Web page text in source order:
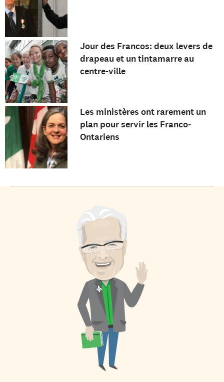
Jour des Francos: deux levers de
drapeau et un tintamarre au
centre-ville
Les ministères ont rarement un
plan pour servir les Franco-
Ontariens